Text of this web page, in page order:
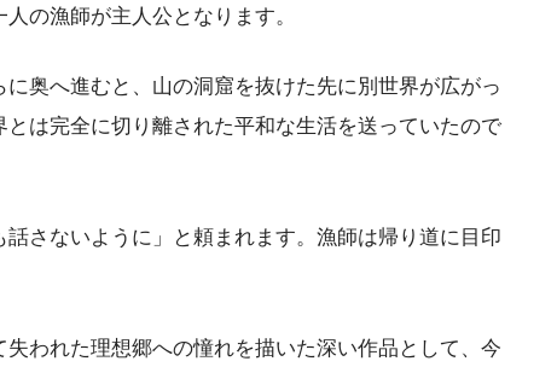
の漁師が主人公となります。
奥へ進むと、山の洞窟を抜けた先に別世界が広がっ
は完全に切り離された平和な生活を送っていたので
さないように」と頼まれます。漁師は帰り道に目印
われた理想郷への憧れを描いた深い作品として、今